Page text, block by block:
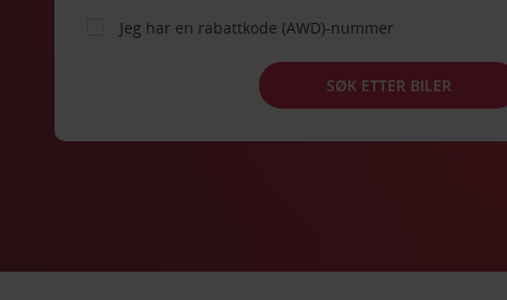
Jeg har en rabattkode (AWD)-nummer
SØK ETTER BILER